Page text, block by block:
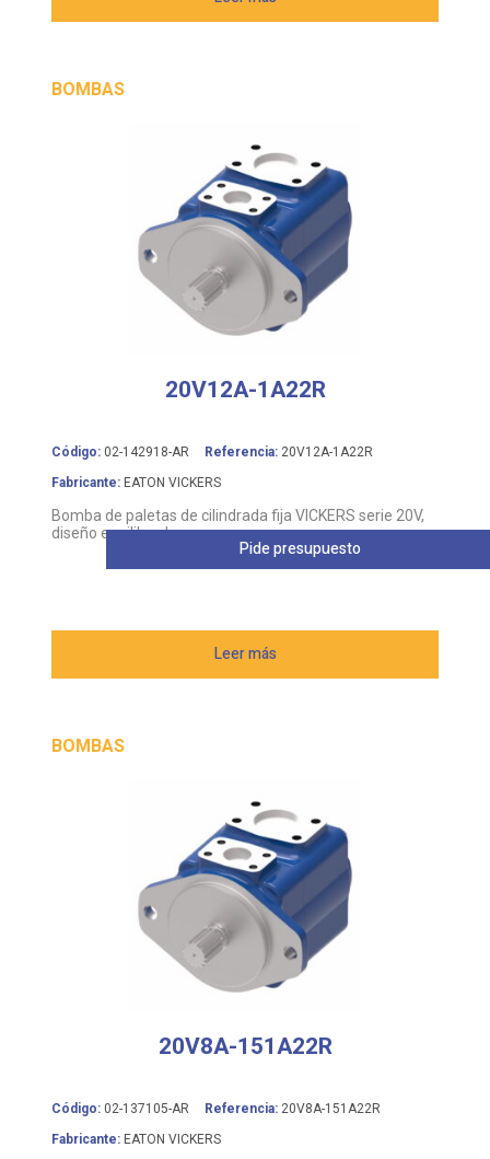
BOMBAS
20V12A-1A22R
Código: 02-142918-AR Referencia: 20V12A-1A22R
Fabricante: EATON VICKERS
Bomba de paletas de cilindrada fija VICKERS serie 20V,
diseño equilibrado
Leer más
Pide presupuesto
BOMBAS
20V8A-151A22R
Código: 02-137105-AR Referencia: 20V8A-151A22R
Fabricante: EATON VICKERS